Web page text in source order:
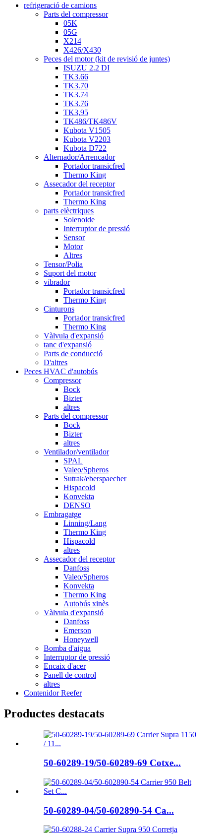
refrigeració de camions
Parts del compressor
05K
05G
X214
X426/X430
Peces del motor (kit de revisió de juntes)
ISUZU 2.2 DI
TK3.66
TK3.70
TK3.74
TK3.76
TK3,95
TK486/TK486V
Kubota V1505
Kubota V2203
Kubota D722
Alternador/Arrencador
Portador transicfred
Thermo King
Assecador del receptor
Portador transicfred
Thermo King
parts elèctriques
Solenoide
Interruptor de pressió
Sensor
Motor
Altres
Tensor/Polia
Suport del motor
vibrador
Portador transicfred
Thermo King
Cinturons
Portador transicfred
Thermo King
Vàlvula d'expansió
tanc d'expansió
Parts de conducció
D'altres
Peces HVAC d'autobús
Compressor
Bock
Bizter
altres
Parts del compressor
Bock
Bizter
altres
Ventilador/ventilador
SPAL
Valeo/Spheros
Sutrak/eberspaecher
Hispacold
Konvekta
DENSO
Embragatge
Linning/Lang
Thermo King
Hispacold
altres
Assecador del receptor
Danfoss
Valeo/Spheros
Konvekta
Thermo King
Autobús xinès
Vàlvula d'expansió
Danfoss
Emerson
Honeywell
Bomba d'aigua
Interruptor de pressió
Encaix d'acer
Panell de control
altres
Contenidor Reefer
Productes destacats
50-60289-19/50-60289-69 Cotxe...
50-60289-04/50-602890-54 Ca...